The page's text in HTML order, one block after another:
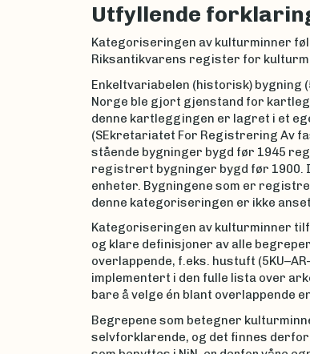
Utfyllende
Kategoriseringen av kulturminner
Riksantikvarens register for
Enkeltvariabelen (historisk) bygning
Norge ble gjort gjenstand for
denne kartleggingen er lagret i et
(SEkretariatet For Registrering Av
stående bygninger bygd før 1945
registrert bygninger bygd før 1900.
enheter. Bygningene som er
denne kategoriseringen er ikke
Kategoriseringen av kulturminner
og klare definisjoner av alle
overlappende, f.eks. hustuft
implementert i den fulle lista over
bare å velge én blant overlappende
Begrepene som betegner
selvforklarende, og det finnes